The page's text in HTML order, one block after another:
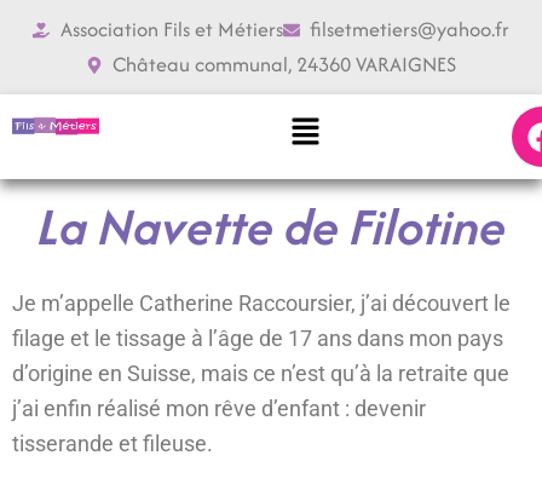
Aller
Association Fils et Métiers
filsetmetiers@yahoo.fr
Château communal, 24360 VARAIGNES
Menu
La Navette de Filotine
Je m’appelle Catherine Raccoursier, j’ai découvert le
filage et le tissage à l’âge de 17 ans dans mon pays
d’origine en Suisse, mais ce n’est qu’à la retraite que
j’ai enfin réalisé mon rêve d’enfant : devenir
tisserande et fileuse.